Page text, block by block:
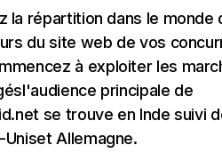
la répartition dans le monde
du site web de vos
à exploiter les
principale de
se trouve en Inde suivi
Uniset Allemagne.